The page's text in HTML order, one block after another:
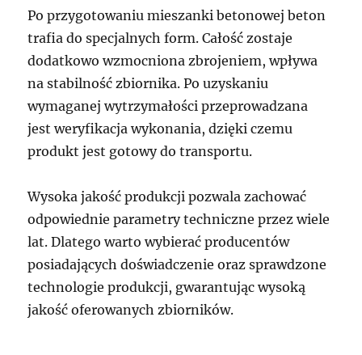
Po przygotowaniu mieszanki betonowej beton
trafia do specjalnych form. Całość zostaje
dodatkowo wzmocniona zbrojeniem, wpływa
na stabilność zbiornika. Po uzyskaniu
wymaganej wytrzymałości przeprowadzana
jest weryfikacja wykonania, dzięki czemu
produkt jest gotowy do transportu.
Wysoka jakość produkcji pozwala zachować
odpowiednie parametry techniczne przez wiele
lat. Dlatego warto wybierać producentów
posiadających doświadczenie oraz sprawdzone
technologie produkcji, gwarantując wysoką
jakość oferowanych zbiorników.